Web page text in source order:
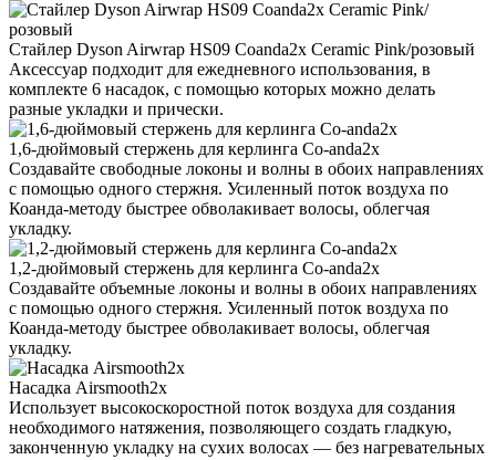
Стайлер Dyson Airwrap HS09 Coanda2x Ceramic Pink/розовый
Аксессуар подходит для ежедневного использования, в
комплекте 6 насадок, с помощью которых можно делать
разные укладки и прически.
1,6-дюймовый стержень для керлинга Co-anda2x
Создавайте свободные локоны и волны в обоих направлениях
с помощью одного стержня. Усиленный поток воздуха по
Коанда-методу быстрее обволакивает волосы, облегчая
укладку.
1,2-дюймовый стержень для керлинга Co-anda2x
Создавайте объемные локоны и волны в обоих направлениях
с помощью одного стержня. Усиленный поток воздуха по
Коанда-методу быстрее обволакивает волосы, облегчая
укладку.
Насадка Airsmooth2x
Использует высокоскоростной поток воздуха для создания
необходимого натяжения, позволяющего создать гладкую,
законченную укладку на сухих волосах — без нагревательных